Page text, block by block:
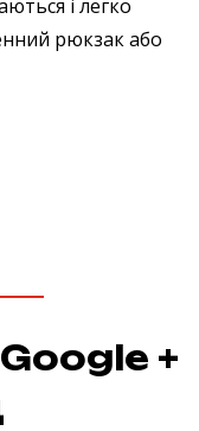
і легко
рюкзак або
+